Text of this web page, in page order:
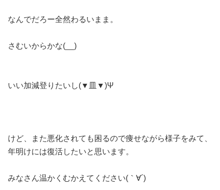
なんでだろー全然わるいまま。
さむいからかな(__)
いい加減登りたいし(▼皿▼)Ψ
けど、また悪化されても困るので痩せながら様子をみて、
年明けには復活したいと思います。
みなさん温かくむかえてください(｀∀´)